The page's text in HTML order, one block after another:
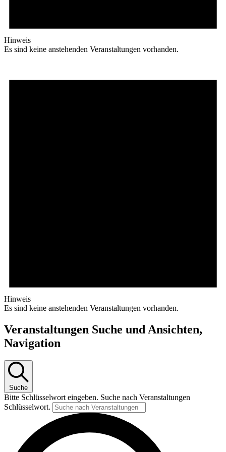
Hinweis
Es sind keine anstehenden Veranstaltungen vorhanden.
Hinweis
Es sind keine anstehenden Veranstaltungen vorhanden.
Veranstaltungen Suche und Ansichten,
Navigation
Suche
Bitte Schlüsselwort eingeben. Suche nach Veranstaltungen
Schlüsselwort.